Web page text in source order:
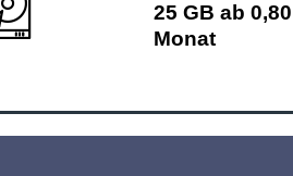
25 GB ab
Monat